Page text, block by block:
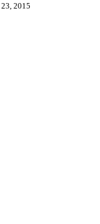
2015